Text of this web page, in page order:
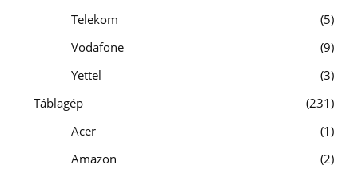
Telekom
5
Vodafone
9
Yettel
3
Táblagép
231
Acer
1
Amazon
2